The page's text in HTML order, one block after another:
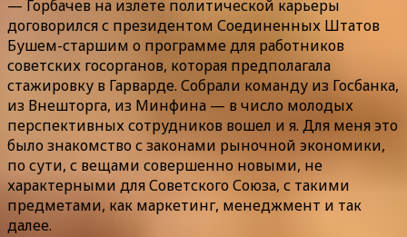
— Горбачев на излете политической карьеры
договорился с президентом Соединенных Штатов
Бушем-старшим о программе для работников
советских госорганов, которая предполагала
стажировку в Гарварде. Собрали команду из Госбанка,
из Внешторга, из Минфина — в число молодых
перспективных сотрудников вошел и я. Для меня это
было знакомство с законами рыночной экономики,
по сути, с вещами совершенно новыми, не
характерными для Советского Союза, с такими
предметами, как маркетинг, менеджмент и так
далее.